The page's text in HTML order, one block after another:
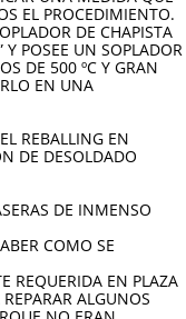
EL PROCEDIMIENTO.
DE CHAPISTA
POSEE UN SOPLADOR
DE 500 ºC Y GRAN
EN UNA
REBALLING EN
DE DESOLDADO
DE INMENSO
COMO SE
REQUERIDA EN PLAZA
ALGUNOS